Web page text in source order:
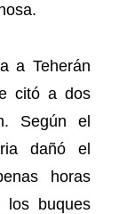
a Teherán
citó a dos
Según el
dañó el
horas
los buques